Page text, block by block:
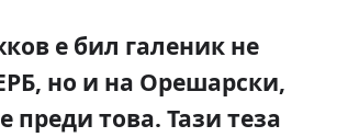
е бил галеник не
но и на Орешарски,
преди това. Тази теза